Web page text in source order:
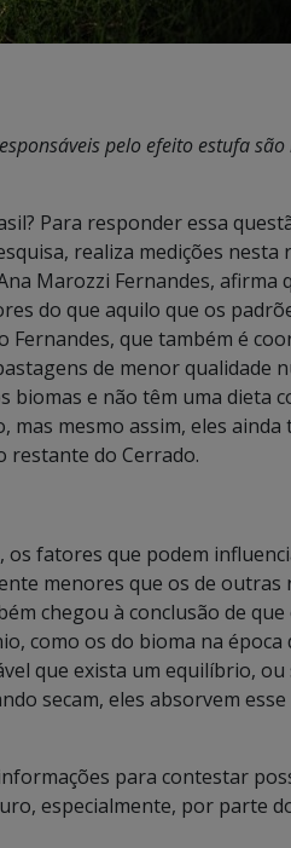
pelo efeito estufa
Para responder essa
realiza medições nesta
Marozzi Fernandes, afirma
do que aquilo que os
que também é
de menor qualidade
biomas e não têm uma dieta
mesmo assim, eles ainda
restante do Cerrado.
os fatores que podem
menores que os de outras
chegou à conclusão de
como os do bioma na época
que exista um equilíbrio, ou
secam, eles absorvem esse
para contestar
especialmente, por parte